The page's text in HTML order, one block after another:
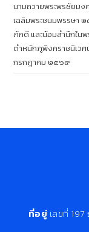
นามถวายพระพรชัยมง
เฉลิมพระชนมพรรษา
ภักดี และน้อมสำนึกใน
ตำหนักภูพิงคราชนิเวศ
กรกฎาคม ๒๕๖๙
ที่อยู่ เลขที่